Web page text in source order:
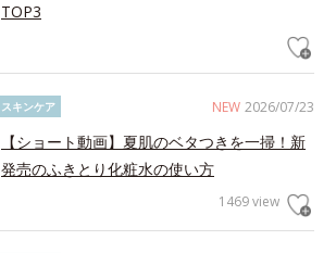
TOP3
NEW 2026/07/23
スキンケア
【ショート動画】夏肌のベタつきを一掃！新
発売のふきとり化粧水の使い方
1469 view